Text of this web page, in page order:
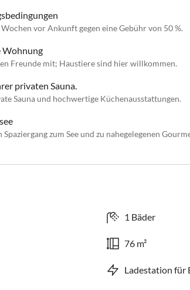
vor Ankunft gegen eine Gebühr von 50 %.
Wohnung
Freunde mit; Haustiere sind hier willkommen.
privaten Sauna.
Sauna und hochwertige Küchenausstattungen.
zum See und zu nahegelegenen
1 Bäder
76 m²
Ladestation für